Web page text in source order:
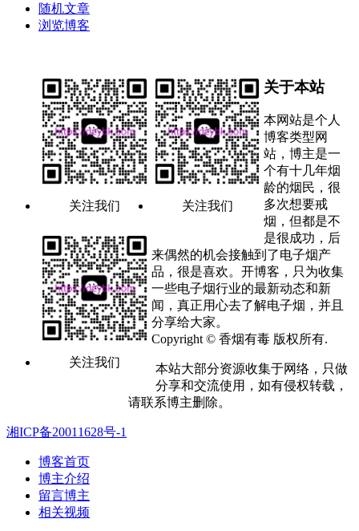
随机文章
浏览博客
关注我们 关注我们
关注我们
关于本站
本网站是个人
博客类型网
站，博主是一
个有十几年烟
龄的烟民，很
多次想要戒
烟，但都是不
是很成功，后
来偶然的机会接触到了电子烟产
品，很是喜欢。开博客，只为收集
一些电子烟行业的最新动态和新
闻，真正用心去了解电子烟，并且
分享给大家。
Copyright © 香烟有毒 版权所有.
本站大部分资源收集于网络，只做
分享和交流使用，如有侵权转载，
请联系博主删除。
湘ICP备20011628号-1
博客首页
博主介绍
留言博主
相关视频